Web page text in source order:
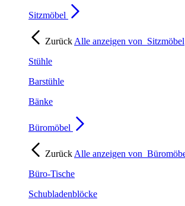
Sitzmöbel
Zurück Alle anzeigen von Sitzmöbel
Stühle
Barstühle
Bänke
Büromöbel
Zurück Alle anzeigen von
Büro-Tische
Schubladenblöcke